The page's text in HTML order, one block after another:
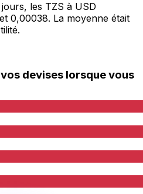
les TZS à USD
0,00038. La moyenne était
devises lorsque vous
les fonctionnalités
d'argent internationaux
Convertissez des devises,
taux et transférez de
cachés. Téléchargez
!